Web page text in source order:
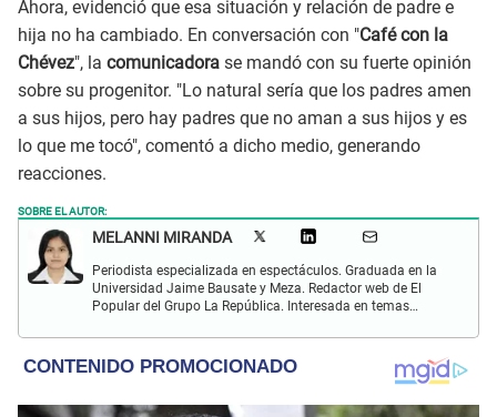
Ahora, evidenció que esa situación y relación de padre e
hija no ha cambiado. En conversación con "Café con la
Chévez", la comunicadora se mandó con su fuerte opinión
sobre su progenitor. "Lo natural sería que los padres amen
a sus hijos, pero hay padres que no aman a sus hijos y es
lo que me tocó", comentó a dicho medio, generando
reacciones.
SOBRE EL AUTOR:
MELANNI MIRANDA
Periodista especializada en espectáculos. Graduada en la
Universidad Jaime Bausate y Meza. Redactor web de El
Popular del Grupo La República. Interesada en temas
series y deporte. Gusto por la locución y el baile.